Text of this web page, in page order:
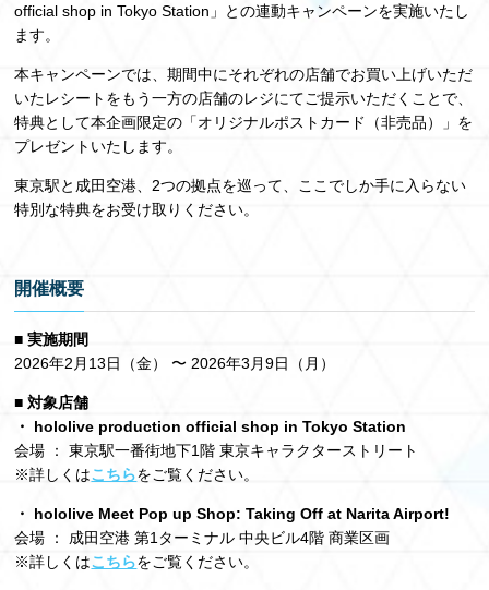
official shop in Tokyo Station」との連動キャンペーンを実施いたし
ます。
本キャンペーンでは、期間中にそれぞれの店舗でお買い上げいただ
いたレシートをもう一方の店舗のレジにてご提示いただくことで、
特典として本企画限定の「オリジナルポストカード（非売品）」を
プレゼントいたします。
東京駅と成田空港、2つの拠点を巡って、ここでしか手に入らない
特別な特典をお受け取りください。
開催概要
■ 実施期間
2026年2月13日（金） 〜 2026年3月9日（月）
■ 対象店舗
・ hololive production official shop in Tokyo Station
会場 ： 東京駅一番街地下1階 東京キャラクターストリート
※詳しくはこちらをご覧ください。
・ hololive Meet Pop up Shop: Taking Off at Narita Airport!
会場 ： 成田空港 第1ターミナル 中央ビル4階 商業区画
※詳しくはこちらをご覧ください。